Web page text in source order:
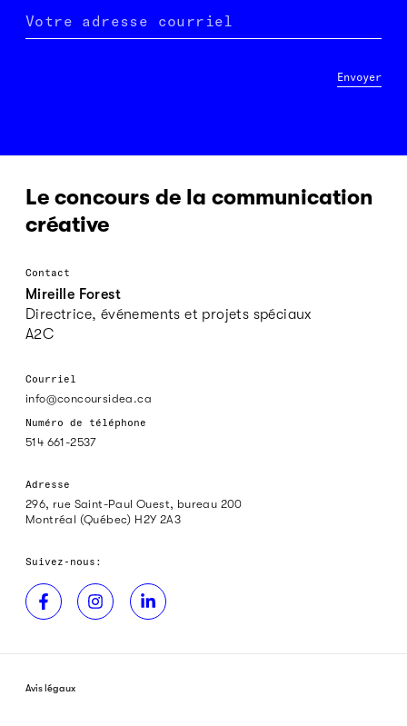
Votre adresse courriel
Envoyer
Le concours de la communication
créative
Contact
Mireille Forest
Directrice, événements et projets spéciaux
A2C
Courriel
info@concoursidea.ca
Numéro de téléphone
514 661-2537
Adresse
296, rue Saint-Paul Ouest, bureau 200
Montréal (Québec) H2Y 2A3
Suivez-nous:
Avis légaux